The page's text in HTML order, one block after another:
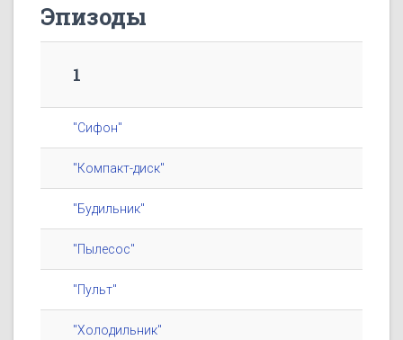
Эпизоды
1
"Сифон"
"Компакт-диск"
"Будильник"
"Пылесос"
"Пульт"
"Холодильник"